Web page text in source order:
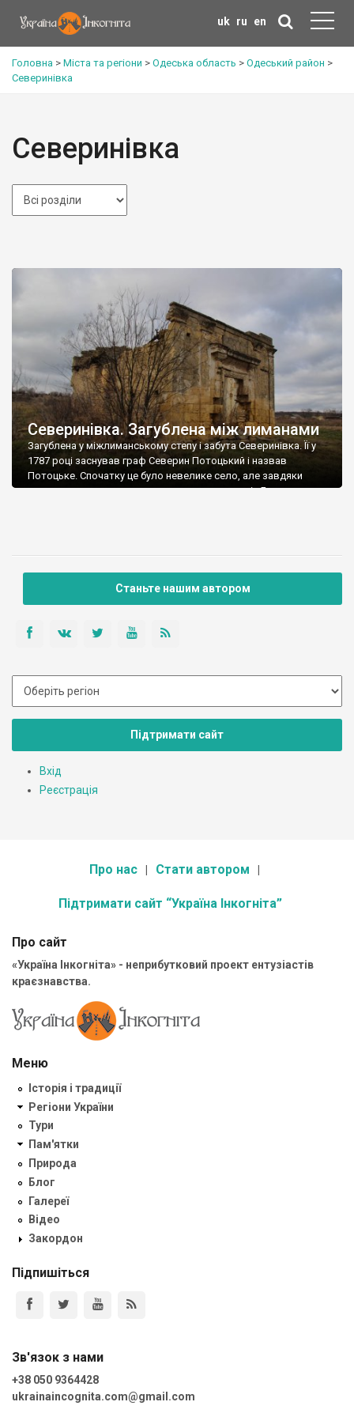
uk ru en
Головна > Міста та регіони > Одеська область > Одеський район >
Северинівка
Северинівка
Северинівка. Загублена між лиманами
Загублена у міжлиманському степу і забута Северинівка. Її у
1787 році заснував граф Северин Потоцький і назвав
Потоцьке. Спочатку це було невелике село, але завдяки
вдалому розташуванню на торговому шляху із Балти до
Станьте нашим автором
Підтримати сайт
Вхід
Реєстрація
Про нас Стати автором
Підтримати сайт “Україна Інкогніта”
Про сайт
«Україна Інкогніта» - неприбутковий проект ентузіастів
краєзнавства.
Меню
Історія і традиції
Регіони України
Тури
Пам'ятки
Природа
Блог
Галереї
Відео
Закордон
Підпишіться
Зв'язок з нами
+38 050 9364428
ukrainaincognita.com@gmail.com